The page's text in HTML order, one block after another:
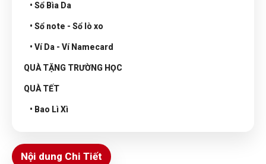
• Sổ Bìa Da
• Sổ note - Sổ lò xo
• Ví Da - Ví Namecard
QUÀ TẶNG TRƯỜNG HỌC
QUÀ TẾT
• Bao Lì Xì
Nội dung Chi Tiết